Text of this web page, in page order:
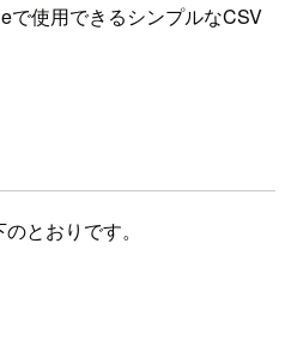
で使用できるシンプルなCSV
とおりです。